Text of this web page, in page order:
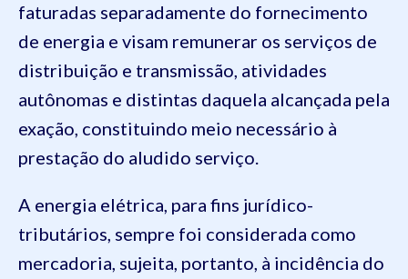
faturadas separadamente do fornecimento
de energia e visam remunerar os serviços de
distribuição e transmissão, atividades
autônomas e distintas daquela alcançada pela
exação, constituindo meio necessário à
prestação do aludido serviço.
A energia elétrica, para fins jurídico-
tributários, sempre foi considerada como
mercadoria, sujeita, portanto, à incidência do